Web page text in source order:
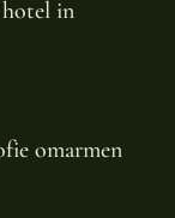
hotel in
omarmen